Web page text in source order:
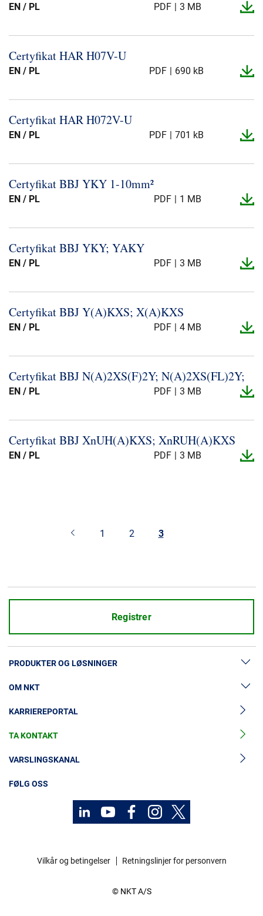
Karriere
EN / PL PDF 3 MB
Certyfikat HAR H07V-​U
EN / PL PDF 690 kB
Certyfikat HAR H072V-​U
EN / PL PDF 701 kB
Certyfikat BBJ YKY 1-​10mm²
EN / PL PDF 1 MB
Certyfikat BBJ YKY; YAKY
EN / PL PDF 3 MB
Certyfikat BBJ Y(A)KXS; X(A)KXS
EN / PL PDF 4 MB
Certyfikat BBJ N(A)2XS(F)2Y; N(A)2XS(FL)2Y;
EN / PL PDF 3 MB
Certyfikat BBJ XnUH(A)KXS; XnRUH(A)KXS
EN / PL PDF 3 MB
1 2 3
Registrer
PRODUKTER OG LØSNINGER
Lavspenningskabler
Mellomspenningskabler
Mellomspenningskabeltilbehør
Høyspenningskabelløsninger
OM NKT
Nyheter og presse
Vår historie
Investorer
Bærekraft
KARRIEREPORTAL
TA KONTAKT
VARSLINGSKANAL
FØLG OSS
© NKT A/S
Vilkår og betingelser Retningslinjer for personvern